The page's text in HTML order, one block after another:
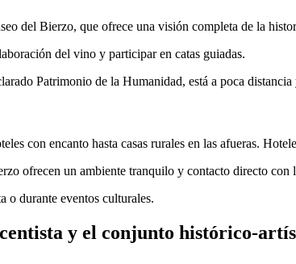
del Bierzo, que ofrece una visión completa de la
del vino y participar en catas guiadas.
Patrimonio de la Humanidad, está a poca
con encanto hasta casas rurales en las afueras.
ofrecen un ambiente tranquilo y contacto directo con
o durante eventos culturales.
y el conjunto histórico-